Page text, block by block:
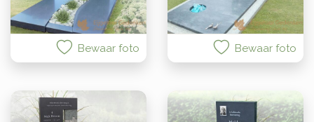
Bewaar foto Bewaar foto